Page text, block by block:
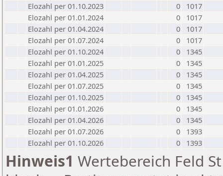
Elozahl per 01.10.2023
0
1017
Elozahl per 01.01.2024
0
1017
Elozahl per 01.04.2024
0
1017
Elozahl per 01.07.2024
0
1017
Elozahl per 01.10.2024
0
1345
Elozahl per 01.01.2025
0
1345
Elozahl per 01.04.2025
0
1345
Elozahl per 01.07.2025
0
1345
Elozahl per 01.10.2025
0
1345
Elozahl per 01.01.2026
0
1345
Elozahl per 01.04.2026
0
1345
Elozahl per 01.07.2026
0
1393
Elozahl per 01.10.2026
0 1393
Hinweis1 Wertebereich Feld